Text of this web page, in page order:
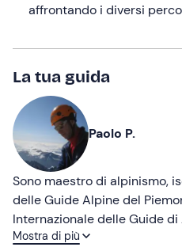
affrontando i diversi
La tua guida
Paolo P.
Sono maestro di alpinismo,
delle Guide Alpine del
Internazionale delle Guide
l’attività di Guida Alpina con
Mostra di più